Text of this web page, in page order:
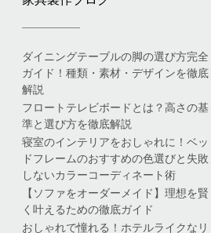
ダイニングテーブルの脚の選び方完全
ガイド！種類・素材・デザインを徹底
解説
フロートテレビボードとは？高さの基
準と選び方を徹底解説
寝室のインテリアをおしゃれに！ベッ
ドフレームのおすすめの色選びと失敗
しないカラーコーディネート術
【ソファをオーダーメイド】理想を賢
く叶えるための徹底ガイド
おしゃれで憧れる！ホテルライクなリ